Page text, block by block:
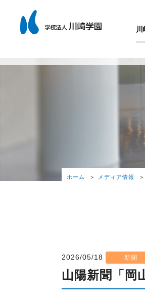
ホーム メディア情報
2026/05/18 新聞
山陽新聞「岡